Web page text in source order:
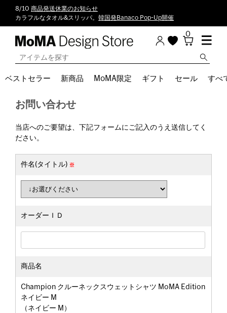
8/10 商品発送休業のお知らせ
カラフルなタオル&スリッパ。 韓国発Banaco Pop-Up開催
0
ベストセラー 新商品 MoMA限定 ギフト セール すべ
お問い合わせ
当店へのご要望は、下記フォームにご記入のうえ送信してく
ださい。
件名(タイトル)
オーダーＩＤ
商品名
Champion クルーネックスウェットシャツ MoMA Edition
ネイビー M
（ネイビー M）